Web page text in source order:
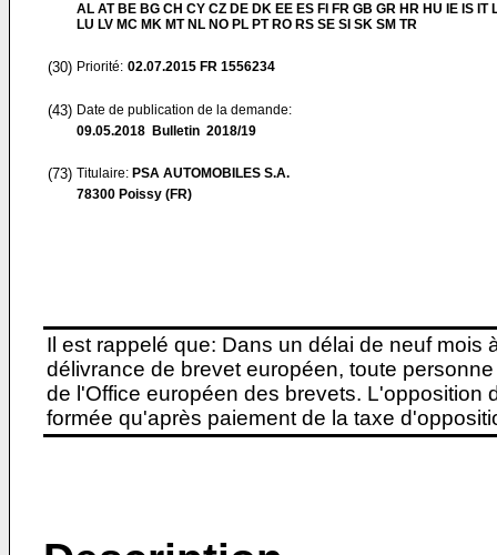
AL AT BE BG CH CY CZ DE DK EE ES FI FR GB GR HR HU IE IS IT
LU LV MC MK MT NL NO PL PT RO RS SE SI SK SM TR
(30) Priorité: 02.07.2015 FR 1556234
(43) Date de publication de la demande:
09.05.2018 Bulletin 2018/19
(73) Titulaire: PSA AUTOMOBILES S.A.
78300 Poissy (FR)
Il est rappelé que: Dans un délai de neuf
délivrance de brevet européen, toute
de l'Office européen des brevets. L'opposition
formée qu'après paiement de la taxe